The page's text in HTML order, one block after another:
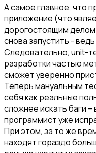
А самое главное, что
приложение (что
дорогостоящим
снова запустить -
Следовательно, unit-
разработки частью
сможет уверенно
Теперь мануальным
себя как реальные
сложнее искать баги
программист уже
При этом, за то же
находят гораздо